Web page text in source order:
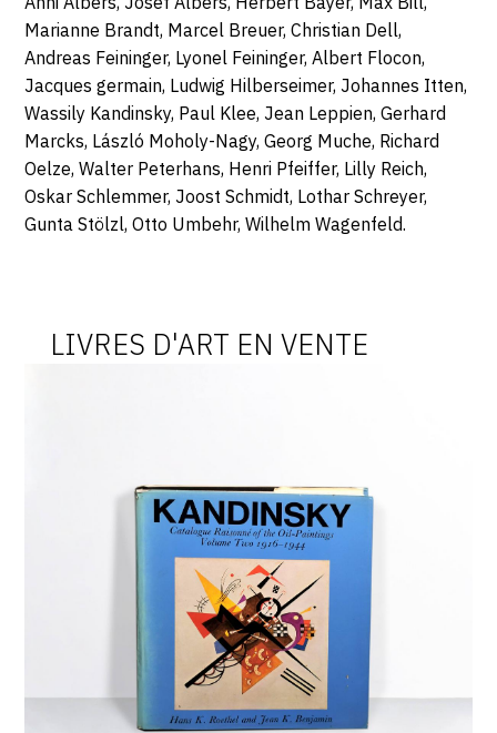
Marianne Brandt, Marcel Breuer, Christian Dell,
Andreas Feininger, Lyonel Feininger, Albert Flocon,
Jacques germain, Ludwig Hilberseimer, Johannes Itten,
Wassily Kandinsky, Paul Klee, Jean Leppien, Gerhard
Marcks, László Moholy-Nagy, Georg Muche, Richard
Oelze, Walter Peterhans, Henri Pfeiffer, Lilly Reich,
Oskar Schlemmer, Joost Schmidt, Lothar Schreyer,
Gunta Stölzl, Otto Umbehr, Wilhelm Wagenfeld.
LIVRES D'ART EN VENTE